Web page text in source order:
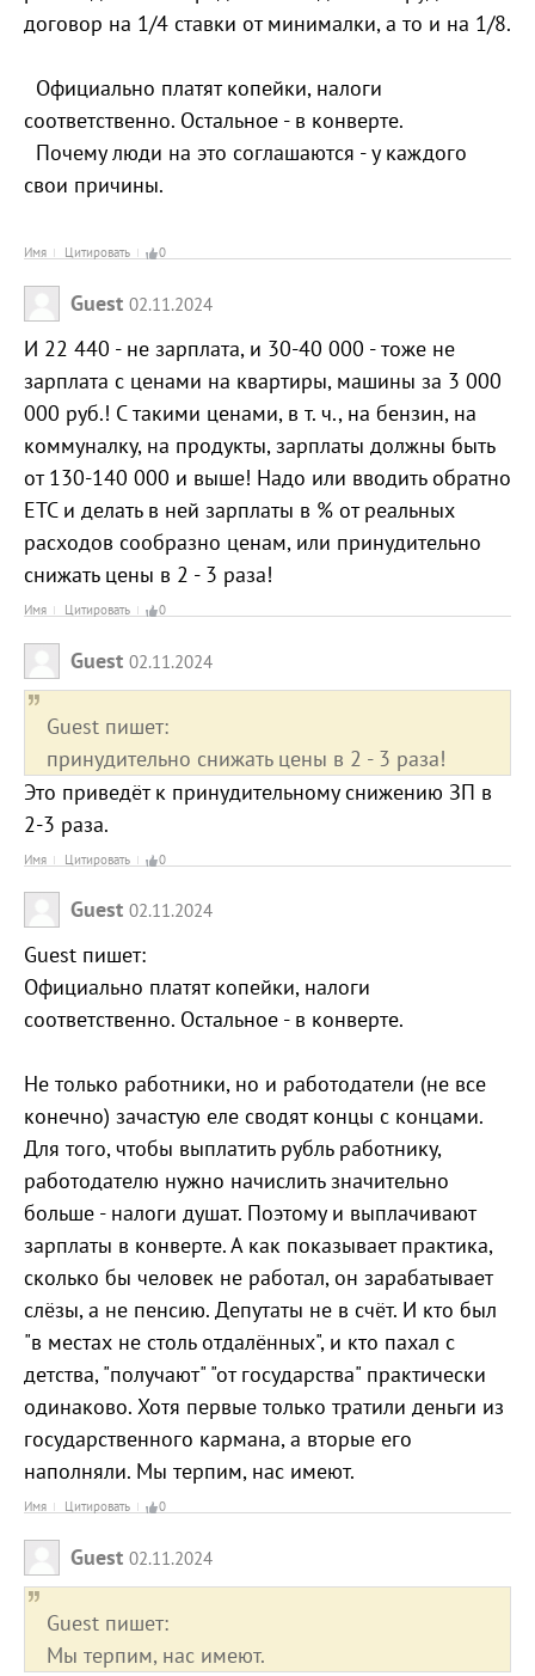
договор на 1/4 ставки от минималки, а то и на 1/8.
Официально платят копейки, налоги
соответственно. Остальное - в конверте.
Почему люди на это соглашаются - у каждого
свои причины.
Имя Цитировать 0
Guest 02.11.2024
И 22 440 - не зарплата, и 30-40 000 - тоже не
зарплата с ценами на квартиры, машины за 3 000
000 руб.! С такими ценами, в т. ч., на бензин, на
коммуналку, на продукты, зарплаты должны быть
от 130-140 000 и выше! Надо или вводить обратно
ЕТС и делать в ней зарплаты в % от реальных
расходов сообразно ценам, или принудительно
снижать цены в 2 - 3 раза!
Имя Цитировать 0
Guest 02.11.2024
Guest пишет:
принудительно снижать цены в 2 - 3 раза!
Это приведёт к принудительному снижению ЗП в
2-3 раза.
Имя Цитировать 0
Guest 02.11.2024
Guest пишет:
Официально платят копейки, налоги
соответственно. Остальное - в конверте.
Не только работники, но и работодатели (не все
конечно) зачастую еле сводят концы с концами.
Для того, чтобы выплатить рубль работнику,
работодателю нужно начислить значительно
больше - налоги душат. Поэтому и выплачивают
зарплаты в конверте. А как показывает практика,
сколько бы человек не работал, он зарабатывает
слёзы, а не пенсию. Депутаты не в счёт. И кто был
"в местах не столь отдалённых", и кто пахал с
детства, "получают" "от государства" практически
одинаково. Хотя первые только тратили деньги из
государственного кармана, а вторые его
наполняли. Мы терпим, нас имеют.
Имя Цитировать 0
Guest 02.11.2024
Guest пишет:
Мы терпим, нас имеют.